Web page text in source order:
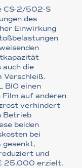
CS-2/502-S
des
Einwirkung
auch die
Verschleiß.
BIO einen
auf anderen
verhindert
Betrieb
beiden
bei
gesenkt,
und
25.000 erzielt.